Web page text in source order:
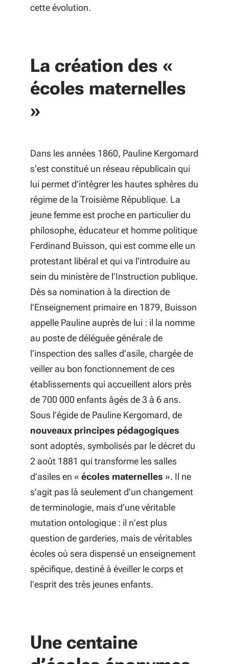
cette évolution.
La création des «
écoles maternelles
»
Dans les années 1860, Pauline Kergomard
s’est constitué un réseau républicain qui
lui permet d’intégrer les hautes sphères du
régime de la Troisième République. La
jeune femme est proche en particulier du
philosophe, éducateur et homme politique
Ferdinand Buisson, qui est comme elle un
protestant libéral et qui va l’introduire au
sein du ministère de l’Instruction publique.
Dès sa nomination à la direction de
l’Enseignement primaire en 1879, Buisson
appelle Pauline auprès de lui : il la nomme
au poste de déléguée générale de
l’inspection des salles d’asile, chargée de
veiller au bon fonctionnement de ces
établissements qui accueillent alors près
de 700 000 enfants âgés de 3 à 6 ans.
Sous l’égide de Pauline Kergomard, de
nouveaux principes pédagogiques
sont adoptés, symbolisés par le décret du
2 août 1881 qui transforme les salles
d’asiles en « écoles maternelles ». Il ne
s’agit pas là seulement d’un changement
de terminologie, mais d’une véritable
mutation ontologique : il n’est plus
question de garderies, mais de véritables
écoles où sera dispensé un enseignement
spécifique, destiné à éveiller le corps et
l’esprit des très jeunes enfants.
Une centaine